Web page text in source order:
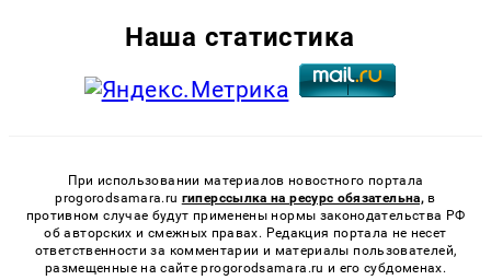
Наша статистика
При использовании материалов новостного портала
progorodsamara.ru гиперссылка на ресурс обязательна, в
противном случае будут применены нормы законодательства РФ
об авторских и смежных правах. Редакция портала не несет
ответственности за комментарии и материалы пользователей,
размещенные на сайте progorodsamara.ru и его субдоменах.